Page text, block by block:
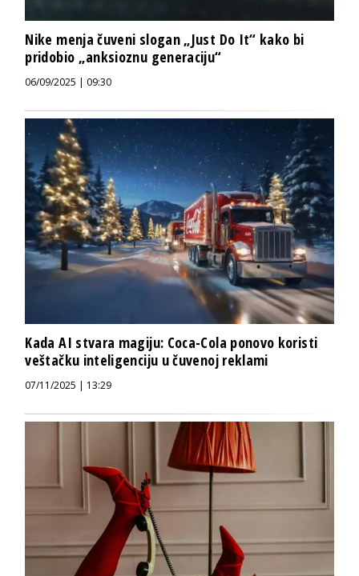
Nike menja čuveni slogan „Just Do It“ kako bi
pridobio „anksioznu generaciju“
06/09/2025 | 09:30
Kada AI stvara magiju: Coca-Cola ponovo koristi
veštačku inteligenciju u čuvenoj reklami
07/11/2025 | 13:29